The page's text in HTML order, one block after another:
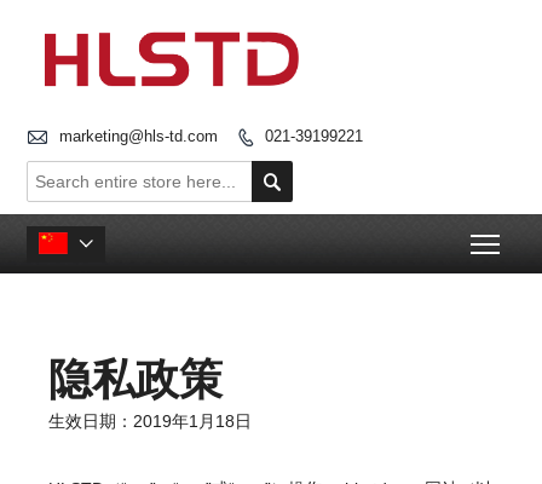
 marketing@hls-td.com  021-39199221


隐私政策
生效日期：2019年1月18日